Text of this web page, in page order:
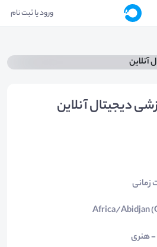
ورود یا ثبت نام
دیجیتال آنلاین
زمانی
Africa/Abidjan
هنری